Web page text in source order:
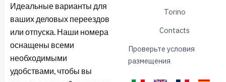
Идеальные варианты для
ваших деловых переездов
или отпуска. Наши номера
оснащены всеми
необходимыми
удобствами, чтобы вы
Torino
Contacts
Проверьте условия
размещения